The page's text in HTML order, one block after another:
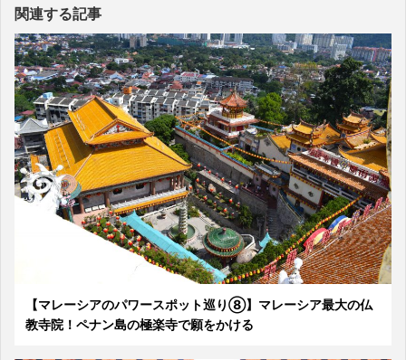
関連する記事
【マレーシアのパワースポット巡り⑧】マレーシア最大の仏
教寺院！ペナン島の極楽寺で願をかける